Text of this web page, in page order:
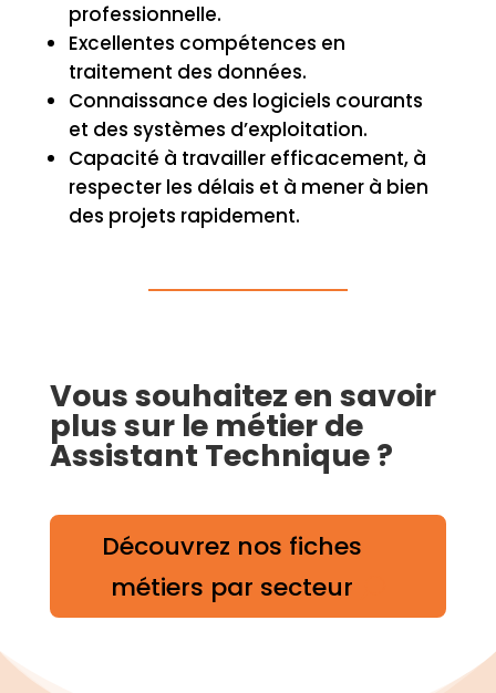
professionnelle.
Excellentes compétences en
traitement des données.
Connaissance des logiciels courants
et des systèmes d’exploitation.
Capacité à travailler efficacement, à
respecter les délais et à mener à bien
des projets rapidement.
Vous souhaitez en savoir
plus sur le métier de
Assistant Technique ?
Découvrez nos fiches
métiers par secteur